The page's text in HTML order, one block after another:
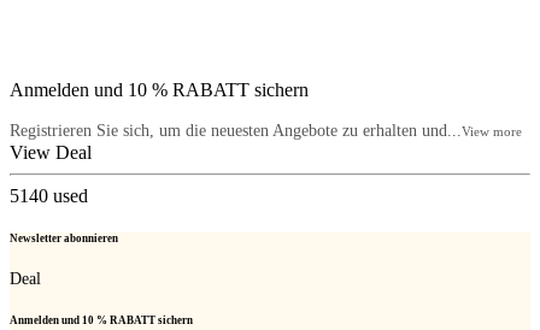
Anmelden und 10 % RABATT sichern
Registrieren Sie sich, um die neuesten Angebote zu erhalten und... View more
View Deal
5140 used
Newsletter abonnieren
Deal
Anmelden und 10 % RABATT sichern